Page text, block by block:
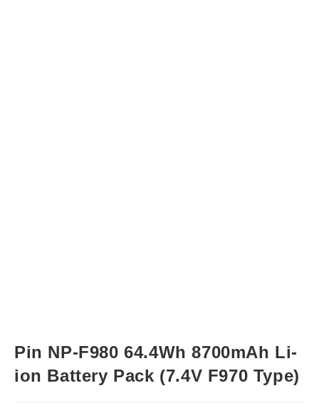
Pin NP-F980 64.4Wh 8700mAh Li-
ion Battery Pack (7.4V F970 Type)